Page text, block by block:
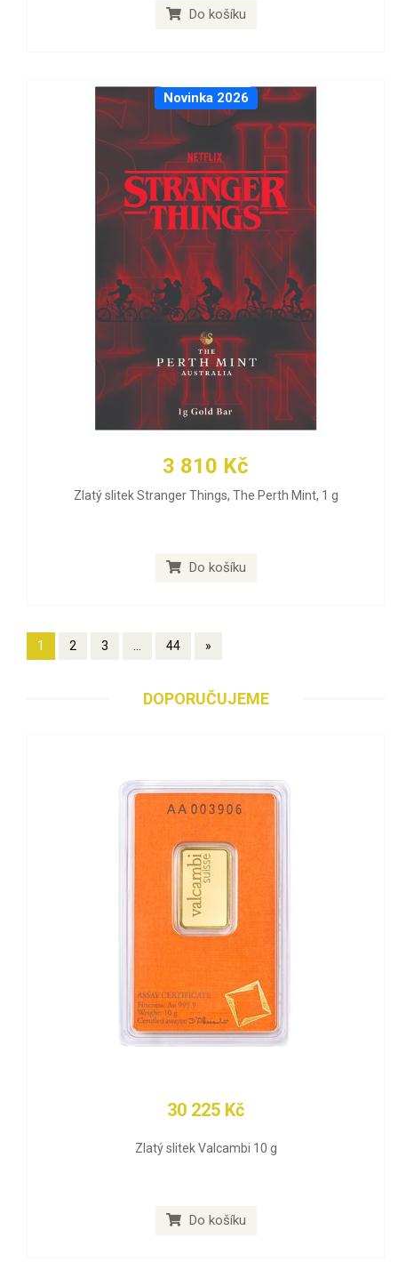
Do košíku
Novinka 2026
3 810 Kč
Zlatý slitek Stranger Things, The Perth Mint, 1 g
Do košíku
1 2 3 ... 44 »
DOPORUČUJEME
30 225 Kč
Zlatý slitek Valcambi 10 g
Do košíku